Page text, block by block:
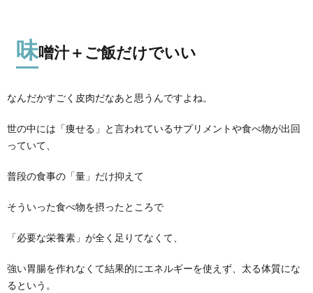
味噌汁＋ご飯だけでいい
なんだかすごく皮肉だなあと思うんですよね。
世の中には「痩せる」と言われているサプリメントや食べ物が出回
っていて、
普段の食事の「量」だけ抑えて
そういった食べ物を摂ったところで
「必要な栄養素」が全く足りてなくて、
強い胃腸を作れなくて結果的にエネルギーを使えず、太る体質にな
るという。